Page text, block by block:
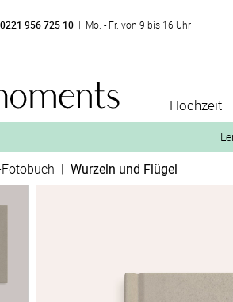
0221 956 725 10 | Mo. - Fr. von 9 bis 16 Uhr
Hochzeit
| Wurzeln und Flügel